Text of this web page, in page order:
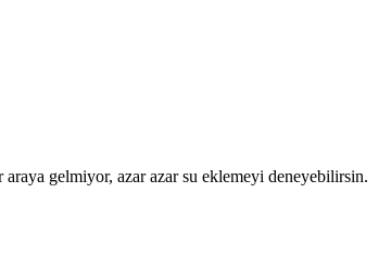
gelmiyor, azar azar su eklemeyi deneyebilirsin.